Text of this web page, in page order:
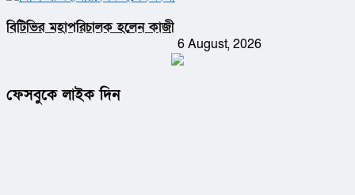
বিটিভির মহাপরিচালক হলেন কাজী
6 August, 2026
ফেসবুকে লাইক দিন